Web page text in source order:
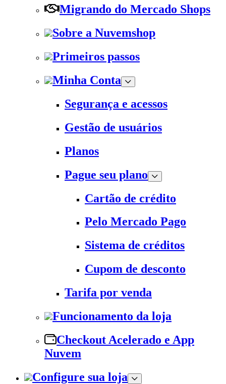
Migrando do Mercado Shops
Sobre a Nuvemshop
Primeiros passos
Minha Conta
Segurança e acessos
Gestão de usuários
Planos
Pague seu plano
Cartão de crédito
Pelo Mercado Pago
Sistema de créditos
Cupom de desconto
Tarifa por venda
Funcionamento da loja
Checkout Acelerado e App
Nuvem
Configure sua loja